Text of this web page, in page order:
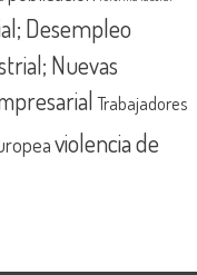
Desempleo
Nuevas
Trabajadores
violencia de